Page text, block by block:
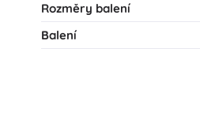
Rozměry balení
Balení